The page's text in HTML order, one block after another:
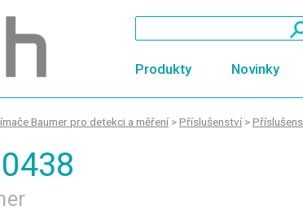
Produkty Novinky
Baumer pro detekci a měření >Příslušenství >